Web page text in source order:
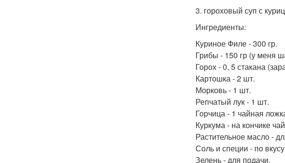
3. гороховый суп с
Ингредиенты:
Куриное Филе - 300 гр.
Грибы - 150 гр (у меня
Горох - 0, 5 стакана
Картошка - 2 шт.
Морковь - 1 шт.
Репчатый лук - 1 шт.
Горчица - 1 чайная
Куркума - на кончике
Растительное масло -
Соль и специи - по
Зелень - для подачи.